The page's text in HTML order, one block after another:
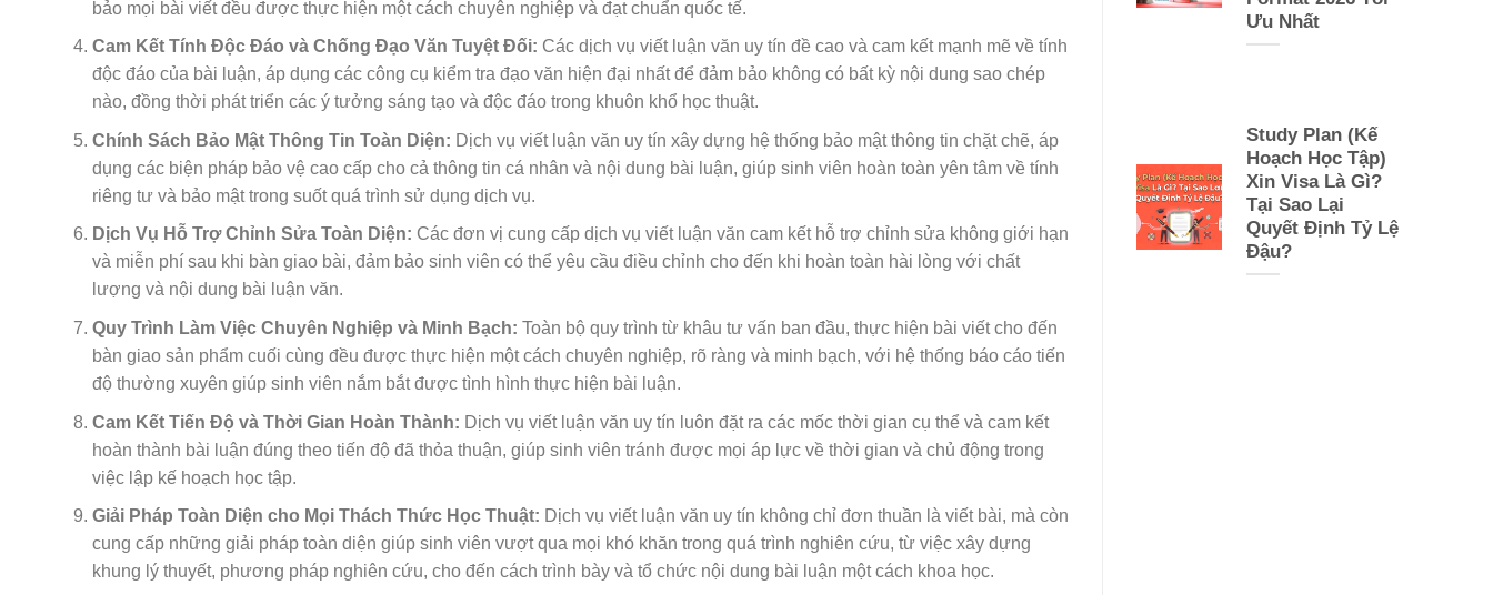
bảo mọi bài viết đều được thực hiện một cách chuyên nghiệp và đạt chuẩn quốc tế.
Cam Kết Tính Độc Đáo và Chống Đạo Văn Tuyệt Đối: Các dịch vụ viết luận văn uy tín đề cao và cam kết mạnh mẽ về tính
độc đáo của bài luận, áp dụng các công cụ kiểm tra đạo văn hiện đại nhất để đảm bảo không có bất kỳ nội dung sao chép
nào, đồng thời phát triển các ý tưởng sáng tạo và độc đáo trong khuôn khổ học thuật.
Chính Sách Bảo Mật Thông Tin Toàn Diện: Dịch vụ viết luận văn uy tín xây dựng hệ thống bảo mật thông tin chặt chẽ, áp
dụng các biện pháp bảo vệ cao cấp cho cả thông tin cá nhân và nội dung bài luận, giúp sinh viên hoàn toàn yên tâm về tính
riêng tư và bảo mật trong suốt quá trình sử dụng dịch vụ.
Dịch Vụ Hỗ Trợ Chỉnh Sửa Toàn Diện: Các đơn vị cung cấp dịch vụ viết luận văn cam kết hỗ trợ chỉnh sửa không giới hạn
và miễn phí sau khi bàn giao bài, đảm bảo sinh viên có thể yêu cầu điều chỉnh cho đến khi hoàn toàn hài lòng với chất
lượng và nội dung bài luận văn.
Quy Trình Làm Việc Chuyên Nghiệp và Minh Bạch: Toàn bộ quy trình từ khâu tư vấn ban đầu, thực hiện bài viết cho đến
bàn giao sản phẩm cuối cùng đều được thực hiện một cách chuyên nghiệp, rõ ràng và minh bạch, với hệ thống báo cáo tiến
độ thường xuyên giúp sinh viên nắm bắt được tình hình thực hiện bài luận.
Cam Kết Tiến Độ và Thời Gian Hoàn Thành: Dịch vụ viết luận văn uy tín luôn đặt ra các mốc thời gian cụ thể và cam kết
hoàn thành bài luận đúng theo tiến độ đã thỏa thuận, giúp sinh viên tránh được mọi áp lực về thời gian và chủ động trong
việc lập kế hoạch học tập.
Giải Pháp Toàn Diện cho Mọi Thách Thức Học Thuật: Dịch vụ viết luận văn uy tín không chỉ đơn thuần là viết bài, mà còn
cung cấp những giải pháp toàn diện giúp sinh viên vượt qua mọi khó khăn trong quá trình nghiên cứu, từ việc xây dựng
khung lý thuyết, phương pháp nghiên cứu, cho đến cách trình bày và tổ chức nội dung bài luận một cách khoa học.
Ưu Nhất
Study Plan (Kế
Hoạch Học Tập)
Xin Visa Là Gì?
Tại Sao Lại
Quyết Định Tỷ Lệ
Đậu?